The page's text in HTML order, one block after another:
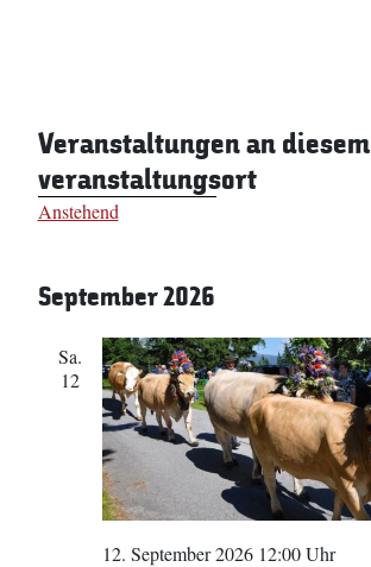
Veranstaltungen an diesem
veranstaltungsort
Anstehend
September 2026
Sa.
12
12. September 2026 12:00 Uhr